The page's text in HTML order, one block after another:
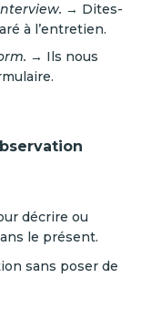
→ Dites-
à l’entretien.
→ Ils nous
décrire ou
le présent.
sans poser de